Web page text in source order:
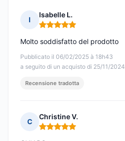
I
Isabelle L.
Nota: 5 su 5
Pubblicato il 06/02/2025 à 18h43
a seguito di un acquisto di 25/11/2024
Molto soddisfatto del prodotto
Recensione tradotta
C
Christine V.
Nota: 5 su 5